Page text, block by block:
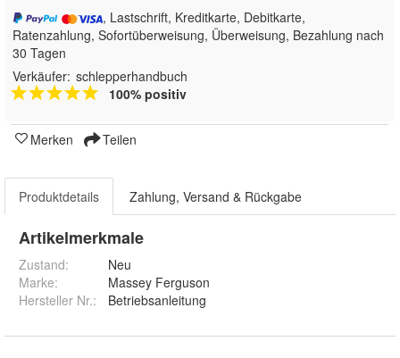
, Lastschrift, Kreditkarte, Debitkarte,
Ratenzahlung, Sofortüberweisung, Überweisung, Bezahlung nach
30 Tagen
Verkäufer: schlepperhandbuch
100% positiv
Merken Teilen
Produktdetails Zahlung, Versand & Rückgabe
Artikelmerkmale
Zustand:
Neu
Marke:
Massey Ferguson
Hersteller Nr.:
Betriebsanleitung